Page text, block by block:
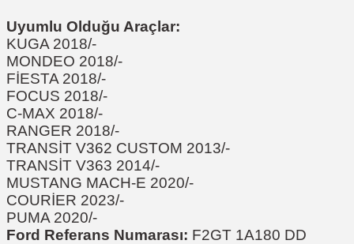
Uyumlu Olduğu Araçlar:
KUGA 2018/-
MONDEO 2018/-
FİESTA 2018/-
FOCUS 2018/-
C-MAX 2018/-
RANGER 2018/-
TRANSİT V362 CUSTOM 2013/-
TRANSİT V363 2014/-
MUSTANG MACH-E 2020/-
COURİER 2023/-
PUMA 2020/-
Ford Referans Numarası: F2GT 1A180 DD